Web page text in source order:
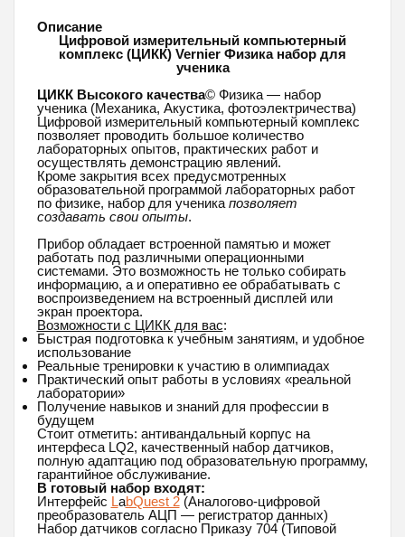
Описание
Цифровой измерительный компьютерный
комплекс (ЦИКК) Vernier Физика набор для
ученика
ЦИКК Высокого качества© Физика — набор
ученика (Механика, Акустика, фотоэлектричества)
Цифровой измерительный компьютерный комплекс
позволяет проводить большое количество
лабораторных опытов, практических работ и
осуществлять демонстрацию явлений.
Кроме закрытия всех предусмотренных
образовательной программой лабораторных работ
по физике, набор для ученика позволяет
создавать свои опыты.
Прибор обладает встроенной памятью и может
работать под различными операционными
системами. Это возможность не только собирать
информацию, а и оперативно ее обрабатывать с
воспроизведением на встроенный дисплей или
экран проектора.
Возможности с ЦИКК для вас:
Быстрая подготовка к учебным занятиям, и удобное
использование
Реальные тренировки к участию в олимпиадах
Практический опыт работы в условиях «реальной
лаборатории»
Получение навыков и знаний для профессии в
будущем
Стоит отметить: антивандальный корпус на
интерфеса LQ2, качественный набор датчиков,
полную адаптацию под образовательную программу,
гарантийное обслуживание.
В готовый набор входят:
Интерфейс LabQuest 2(Аналогово-цифровой
преобразователь АЦП — регистратор данных)
Набор датчиков согласно Приказу 704 (Типовой